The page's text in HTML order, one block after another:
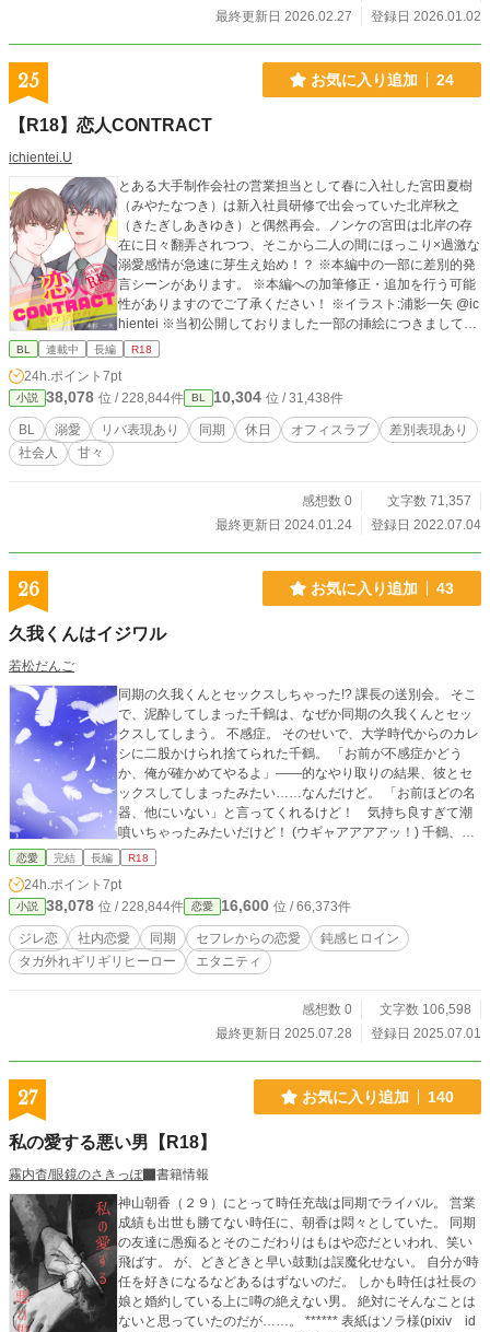
来事などとは一切関係ありません。 ※Rシーンなどの直接的
最終更新日 2026.02.27 登録日 2026.01.02
25 お気に入り追加 24
【R18】恋人CONTRACT
ichientei.U
とある大手制作会社の営業担当として春に入社した宮田夏樹
（みやたなつき）は新入社員研修で出会っていた北岸秋之
（きたぎしあきゆき）と偶然再会。ノンケの宮田は北岸の存
在に日々翻弄されつつ、そこから二人の間にほっこり×過激な
溺愛感情が急速に芽生え始め！？ ※本編中の一部に差別的発
言シーンがあります。 ※本編への加筆修正・追加を行う可能
性がありますのでご了承ください！ ※イラスト:浦影一矢 @ic
hientei ※当初公開しておりました一部の挿絵につきましては
現在非公開中です。ご了承ください。2022.11.22
BL 連載中 長編 R18
24h.ポイント 7pt
小説 38,078 位 / 228,844件 BL 10,304 位 / 31,438件
BL 溺愛 リバ表現あり 同期 休日 オフィスラブ
差別表現あり
社会人
甘々
感想数 0
文字数 71,357
最終更新日 2024.01.24
登録日 2022.07.04
26 お気に入り追加 43
久我くんはイジワル
若松だんご
同期の久我くんとセックスしちゃった!? 課長の送別会。 そこ
で、泥酔してしまった千鶴は、なぜか同期の久我くんとセッ
クスしてしまう。 不感症。 そのせいで、大学時代からのカレ
シに二股かけられ捨てられた千鶴。 「お前が不感症かどう
か、俺が確かめてやるよ」――的なやり取りの結果、彼とセ
ックスしてしまったみたい……なんだけど。 「お前ほどの名
器、他にいない」と言ってくれるけど！ 気持ち良すぎて潮
噴いちゃったみたいだけど！ (ウギャアアアアッ！) 千鶴、大
パニック。 カレシと別れて、住むところもなくなった千鶴
の提案に乗った千鶴だけど。 (全然、手を出してこない) なん
で？ 泥酔してたわたしを抱くぐらいなんだから、久我く
ん、絶倫ヤリチンなんじゃないの？ 元カレにけなされた千鶴
の料理を喜んでくれたり。千鶴から料理を学ぼうとしてくれ
たり。 久我くんとの生活は、楽しいのだけれど。 セフレなの
士でもないんだから。そう簡単に体繋げちゃダメでしょ。 そ
彼の考えに、モヤモヤする心と体。 セックスしないのなら、
どうして同居を提案したの？ 鈍感ヒロインが、理性のタガが
の物語。
恋愛 完結 長編 R18
24h.ポイント 7pt
小説 38,078 位 / 228,844件 恋愛 16,600 位 / 66,373件
ジレ恋 社内恋愛 同期 セフレからの恋愛
鈍感ヒロイン
タガ外れギリギリヒーロー
エタニティ
感想数 0
文字数 106,598
最終更新日 2025.07.28
登録日 2025.07.01
27 お気に入り追加 140
私の愛する悪い男【R18】
霧内杳/眼鏡のさきっぽ
書籍情報
神山朝香（２９）にとって時任充哉は同期でライバル。 営業
成績も出世も勝てない時任に、朝香は悶々としていた。 同期
の友達に愚痴るとそのこだわりはもはや恋だといわれ、笑い
飛ばす。 が、どきどきと早い鼓動は誤魔化せない。 自分が時
任を好きになるなどあるはずないのだ。 しかも時任は社長の
娘と婚約している上に噂の絶えない男。 絶対にそんなことは
ないと思っていたのだが……。 ****** 表紙はソラ様(pixiv id